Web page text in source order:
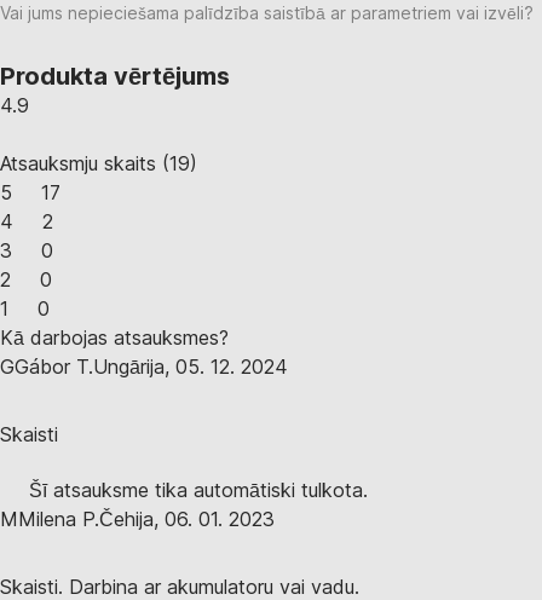
Vai jums nepieciešama palīdzība saistībā ar parametriem vai izvēli?
Produkta vērtējums
4.9
Atsauksmju skaits (19)
5
17
4
2
3
0
2
0
1
0
Kā darbojas atsauksmes?
GGábor T.Ungārija, 05. 12. 2024
Skaisti
Šī atsauksme tika automātiski tulkota.
MMilena P.Čehija, 06. 01. 2023
Skaisti. Darbina ar akumulatoru vai vadu.